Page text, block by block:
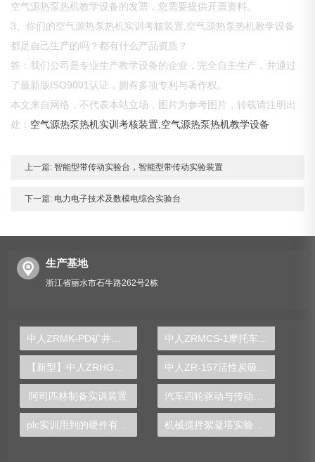
空气源热泵热机教学设备的发票，您需要提供开票资料。
3、你们的空气源热泵热机实训考核装置,空气源热泵热机教学设备
都是自己生产的吗？都有什么产品资质？
答：我们公司是专业生产教学设备的企业，完全自主生产，并通过
了最新版ISO9001认证，拥有多项专利与著作权。
本文来自网络，不代表本站立场，图片为参考图片，转载请注明出
处： 空气源热泵热机实训考核装置,空气源热泵热机教学设备
上一篇: 智能型带传动实验台，智能型带传动实验装置
下一篇: 电力电子技术及数模电综合实验台
生产基地
浙江省丽水市石牛路262号2栋
阿司匹林制备实训装置